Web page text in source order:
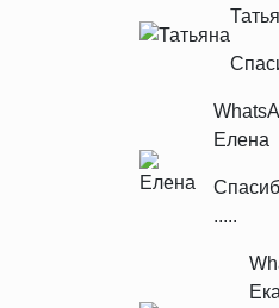
Елена
.....